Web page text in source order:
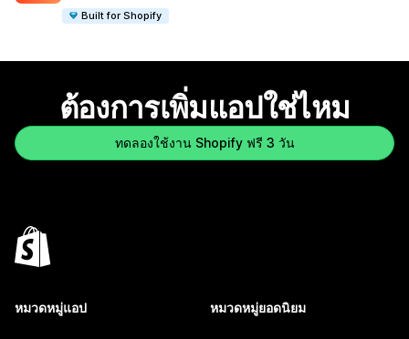
Built for Shopify
ต้องการเพิ่มแอปใช่ไหม
ทดลองใช้งาน Shopify ฟรี 3 วัน
หมวดหมู่แอป หมวดหมู่ยอดนิยม